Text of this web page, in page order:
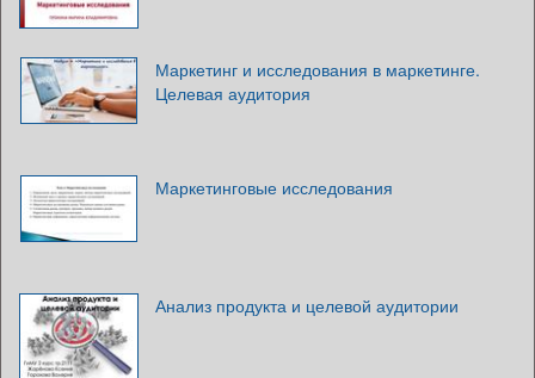
Маркетинг и исследования в маркетинге.
Целевая аудитория
Маркетинговые исследования
Анализ продукта и целевой аудитории